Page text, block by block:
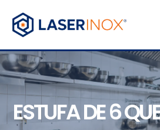
ESTUFA DE 6